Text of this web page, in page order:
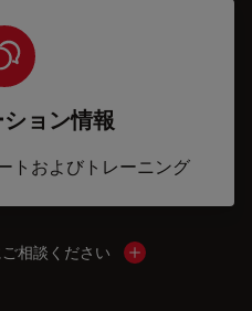
ョン情報
トおよびトレーニング
相談ください Show local